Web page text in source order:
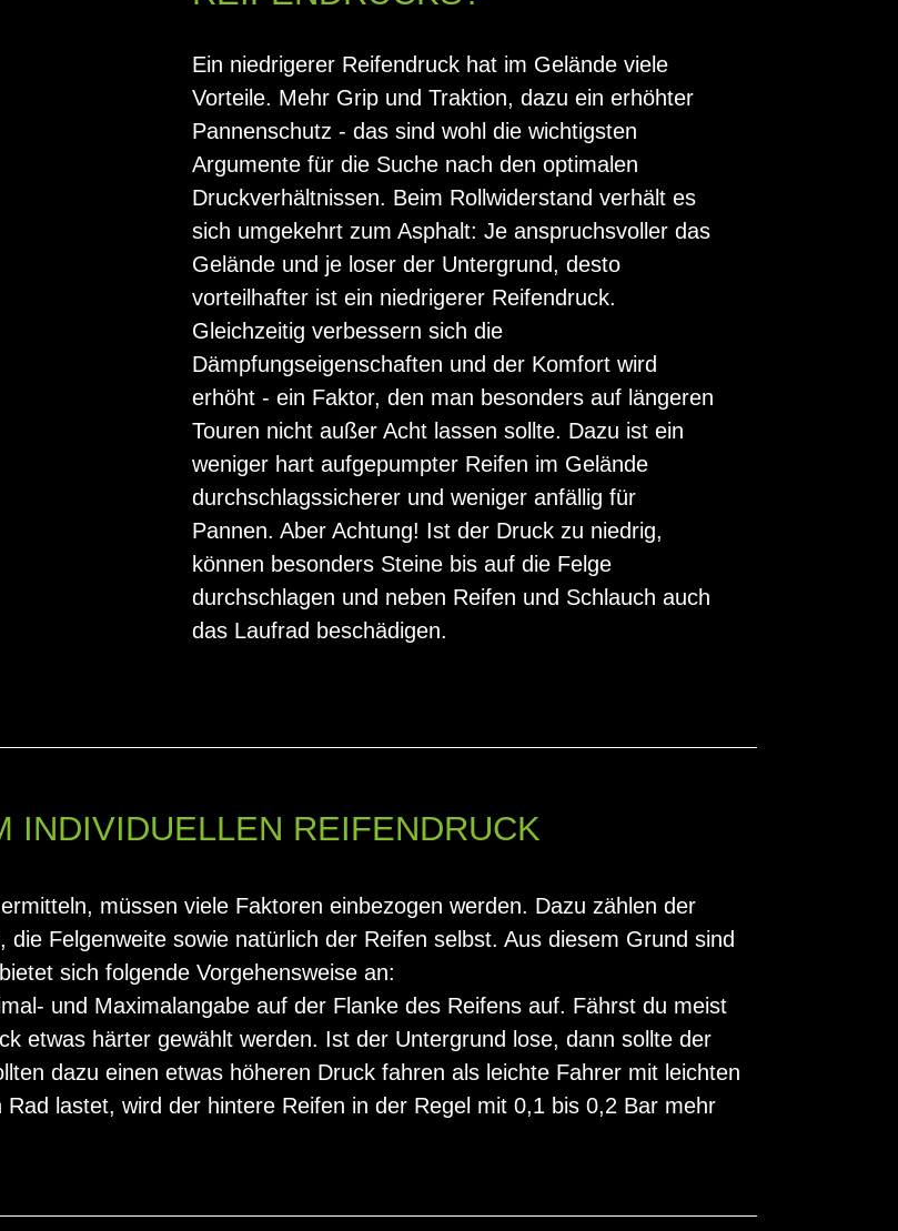
Ein niedrigerer Reifendruck hat im Gelände viele
Vorteile. Mehr Grip und Traktion, dazu ein erhöhter
Pannenschutz - das sind wohl die wichtigsten
Argumente für die Suche nach den optimalen
Druckverhältnissen. Beim Rollwiderstand verhält es
sich umgekehrt zum Asphalt: Je anspruchsvoller das
Gelände und je loser der Untergrund, desto
vorteilhafter ist ein niedrigerer Reifendruck.
Gleichzeitig verbessern sich die
Dämpfungseigenschaften und der Komfort wird
erhöht - ein Faktor, den man besonders auf längeren
Touren nicht außer Acht lassen sollte. Dazu ist ein
weniger hart aufgepumpter Reifen im Gelände
durchschlagssicherer und weniger anfällig für
Pannen. Aber Achtung! Ist der Druck zu niedrig,
können besonders Steine bis auf die Felge
durchschlagen und neben Reifen und Schlauch auch
das Laufrad beschädigen.
INDIVIDUELLEN REIFENDRUCK
müssen viele Faktoren einbezogen werden. Dazu zählen der
Felgenweite sowie natürlich der Reifen selbst. Aus diesem Grund sind
sich folgende Vorgehensweise an:
und Maximalangabe auf der Flanke des Reifens auf. Fährst du meist
etwas härter gewählt werden. Ist der Untergrund lose, dann sollte der
dazu einen etwas höheren Druck fahren als leichte Fahrer mit leichten
lastet, wird der hintere Reifen in der Regel mit 0,1 bis 0,2 Bar mehr